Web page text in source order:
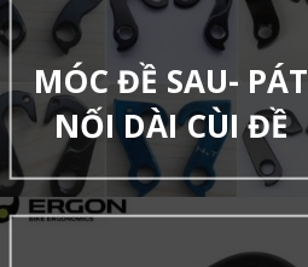
MÓC ĐỀ SAU- PÁT
NỐI DÀI CÙI ĐỀ